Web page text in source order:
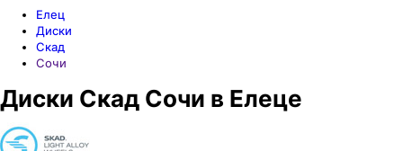
Елец
Диски
Скад
Сочи
Диски Скад Сочи в Елеце